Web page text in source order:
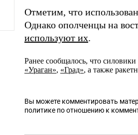
Отметим, что
Однако ополченцы на
используют их.
Ранее сообщалось, что
«Ураган», «Град», а также
Вы можете комментировать
политике по отношению к